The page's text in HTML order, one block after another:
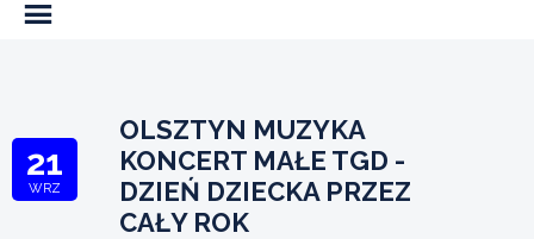
21
WRZ
OLSZTYN MUZYKA
KONCERT MAŁE TGD -
DZIEŃ DZIECKA PRZEZ
CAŁY ROK